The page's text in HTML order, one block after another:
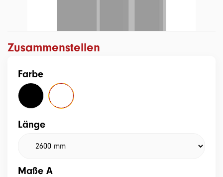
Zusammenstellen
Farbe
Länge
Maße A